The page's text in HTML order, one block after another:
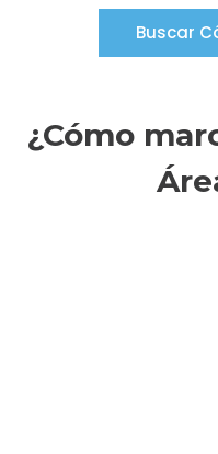
Buscar
¿Cómo